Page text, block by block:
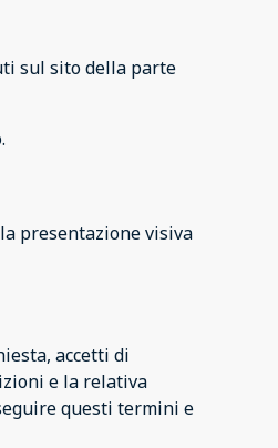
sul sito della parte
presentazione visiva
accetti di
e la relativa
questi termini e